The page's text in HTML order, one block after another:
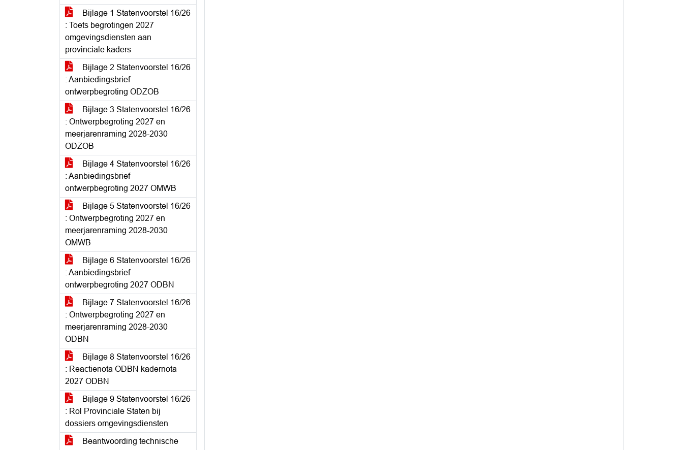
Bijlage 1 Statenvoorstel 16/26
: Toets begrotingen 2027
omgevingsdiensten aan
provinciale kaders
Bijlage 2 Statenvoorstel 16/26
: Aanbiedingsbrief
ontwerpbegroting ODZOB
Bijlage 3 Statenvoorstel 16/26
: Ontwerpbegroting 2027 en
meerjarenraming 2028-2030
ODZOB
Bijlage 4 Statenvoorstel 16/26
: Aanbiedingsbrief
ontwerpbegroting 2027 OMWB
Bijlage 5 Statenvoorstel 16/26
: Ontwerpbegroting 2027 en
meerjarenraming 2028-2030
OMWB
Bijlage 6 Statenvoorstel 16/26
: Aanbiedingsbrief
ontwerpbegroting 2027 ODBN
Bijlage 7 Statenvoorstel 16/26
: Ontwerpbegroting 2027 en
meerjarenraming 2028-2030
ODBN
Bijlage 8 Statenvoorstel 16/26
: Reactienota ODBN kadernota
2027 ODBN
Bijlage 9 Statenvoorstel 16/26
: Rol Provinciale Staten bij
dossiers omgevingsdiensten
Beantwoording technische